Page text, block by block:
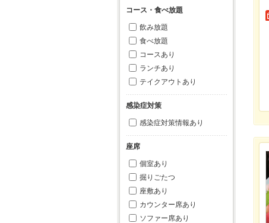
コース・食べ放題
飲み放題
食べ放題
コースあり
ランチあり
テイクアウトあり
感染症対策
感染症対策情報あり
座席
個室あり
掘りごたつ
座敷あり
カウンター席あり
ソファー席あり